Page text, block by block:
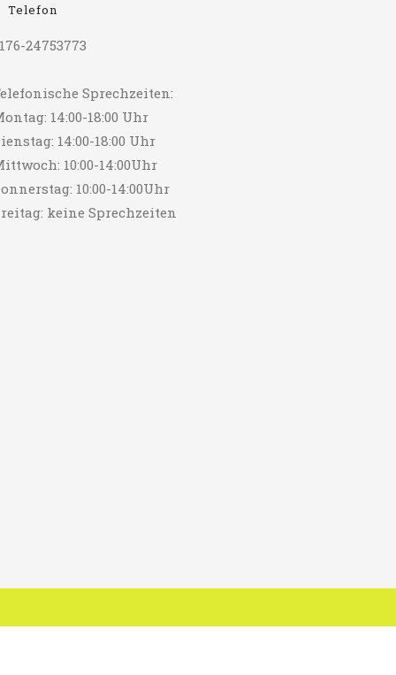
Telefon
24753773
Sprechzeiten:
14:00-18:00 Uhr
14:00-18:00 Uhr
10:00-14:00Uhr
10:00-14:00Uhr
keine Sprechzeiten